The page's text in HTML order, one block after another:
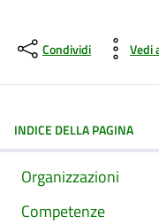
Condividi Vedi
INDICE DELLA PAGINA
Organizzazioni
Competenze